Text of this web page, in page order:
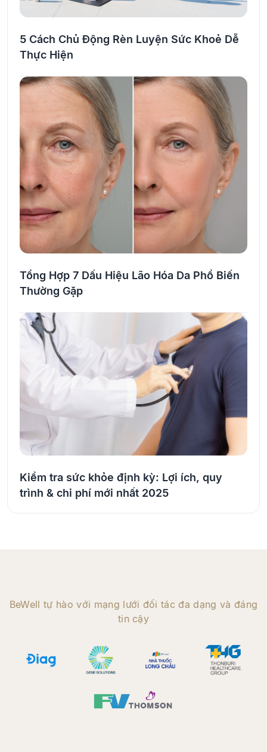
5 Cách Chủ Động Rèn Luyện Sức Khoẻ Dễ
Thực Hiện
Tổng Hợp 7 Dấu Hiệu Lão Hóa Da Phổ Biến
Thường Gặp
Kiểm tra sức khỏe định kỳ: Lợi ích, quy
trình & chi phí mới nhất 2025
BeWell tự hào với mạng lưới đối tác đa dạng và đáng
tin cậy